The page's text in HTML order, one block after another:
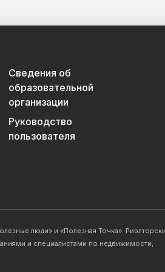
Сведения об
образовательной
организации
Руководство
пользователя
люди» и «Полезная Точка».
и специалистами по недвижимости,